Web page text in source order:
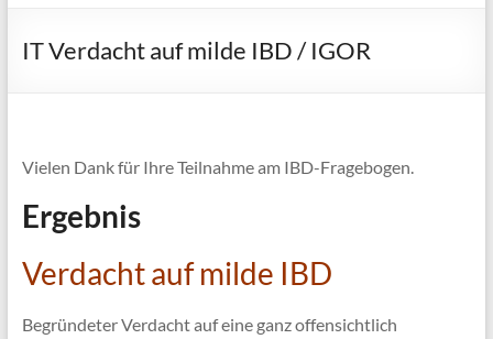
IT Verdacht auf milde IBD / IGOR
Vielen Dank für Ihre Teilnahme am IBD-Fragebogen.
Ergebnis
Verdacht auf milde IBD
Begründeter Verdacht auf eine ganz offensichtlich